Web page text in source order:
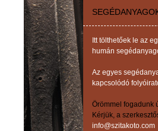
Itt tölthetőek le az
humán
Az egyes
kapcsolódó
Örömmel fogadunk
Kérjük, a
info@szitakoto.com